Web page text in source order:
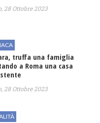
28 Ottobre 2023
truffa una famiglia
a Roma una casa
28 Ottobre 2023